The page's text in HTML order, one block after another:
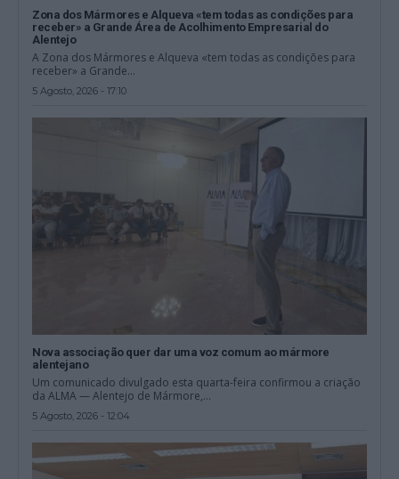
Zona dos Mármores e Alqueva «tem todas as condições para
receber» a Grande Área de Acolhimento Empresarial do
Alentejo
A Zona dos Mármores e Alqueva «tem todas as condições para
receber» a Grande...
5 Agosto, 2026 - 17:10
Nova associação quer dar uma voz comum ao mármore
alentejano
Um comunicado divulgado esta quarta-feira confirmou a criação
da ALMA — Alentejo de Mármore,...
5 Agosto, 2026 - 12:04